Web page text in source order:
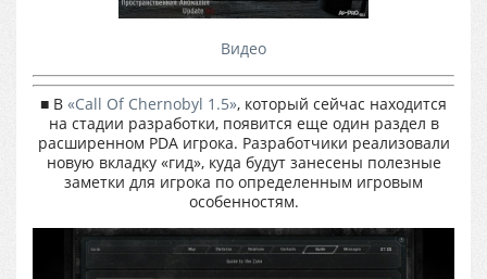
Видео
■ В «Call Of Chernobyl 1.5», который сейчас находится
на стадии разработки, появится еще один раздел в
расширенном PDA игрока. Разработчики реализовали
новую вкладку «гид», куда будут занесены полезные
заметки для игрока по определенным игровым
особенностям.